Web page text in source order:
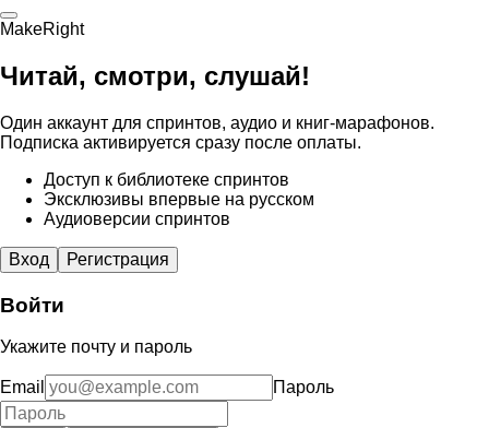
MakeRight
Читай, смотри, слушай!
Один аккаунт для спринтов, аудио и книг-марафонов.
Подписка активируется сразу после оплаты.
Доступ к библиотеке спринтов
Эксклюзивы впервые на русском
Аудиоверсии спринтов
Вход Регистрация
Войти
Укажите почту и пароль
Email Пароль